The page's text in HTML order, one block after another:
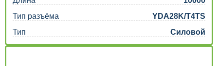
Тип разъёма
YDA28K/T4TS
Тип
Силовой